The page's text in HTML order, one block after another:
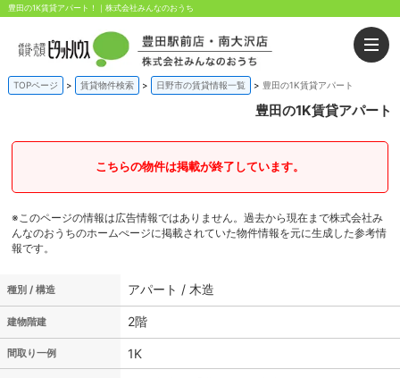
豊田の1K賃貸アパート！｜株式会社みんなのおうち
TOPページ 賃貸物件検索 日野市の賃貸情報一覧 豊田の1K賃貸アパート
豊田の1K賃貸アパート
こちらの物件は掲載が終了しています。
※このページの情報は広告情報ではありません。過去から現在まで株式会社み
んなのおうちのホームぺージに掲載されていた物件情報を元に生成した参考情
報です。
種別 / 構造 アパート / 木造
建物階建 2階
間取り一例 1K